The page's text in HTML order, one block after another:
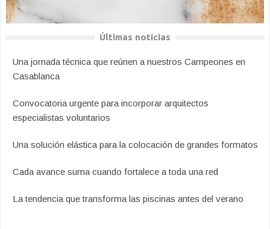
Últimas noticias
Una jornada técnica que reúnen a nuestros Campeones en
Casablanca
Convocatoria urgente para incorporar arquitectos
especialistas voluntarios
Una solución elástica para la colocación de grandes formatos
Cada avance suma cuando fortalece a toda una red
La tendencia que transforma las piscinas antes del verano